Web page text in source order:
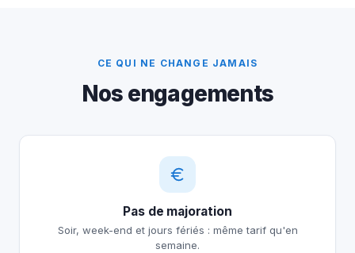
CE QUI NE CHANGE JAMAIS
Nos engagements
Pas de majoration
Soir, week-end et jours fériés : même tarif qu'en
semaine.